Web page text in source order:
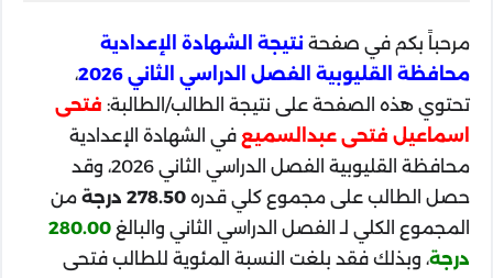
مرحباً بكم في صفحة نتيجة الشهادة الإعدادية
محافظة القليوبية الفصل الدراسي الثاني 2026
،
تحتوي هذه الصفحة على نتيجة الطالب/الطالبة: فتحى
اسماعيل فتحى عبدالسميع في الشهادة الإعدادية
محافظة القليوبية الفصل الدراسي الثاني 2026، وقد
حصل الطالب على مجموع كلي قدره278.50 درجة
من
المجموع الكلي لـ الفصل الدراسي الثاني والبالغ280.00
درجة، وبذلك فقد بلغت النسبة المئوية للطالب فتحى